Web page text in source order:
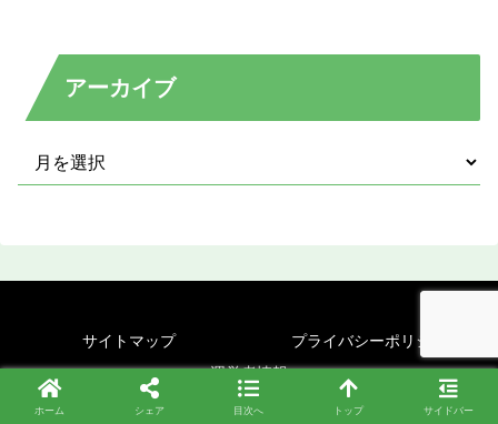
アーカイブ
サイトマップ
プライバシーポリシー
運営者情報
Copyright © 2020-2026 初心者のためのワードプレス読本 All Rights
ホーム シェア 目次へ トップ サイドバー